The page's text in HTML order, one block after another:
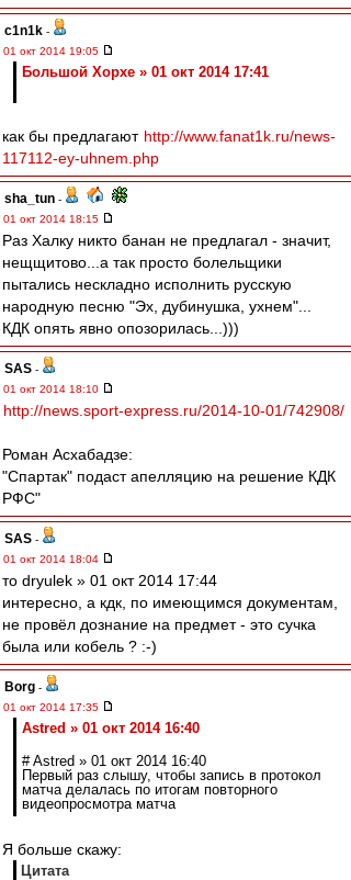
c1n1k -
01 окт 2014 19:05
Большой Хорхе » 01 окт 2014 17:41
как бы предлагают http://www.fanat1k.ru/news-
117112-ey-uhnem.php
sha_tun -
01 окт 2014 18:15
Раз Халку никто банан не предлагал - значит,
нещщитово...а так просто болельщики
пытались нескладно исполнить русскую
народную песню "Эх, дубинушка, ухнем"...
КДК опять явно опозорилась...)))
SAS -
01 окт 2014 18:10
http://news.sport-express.ru/2014-10-01/742908/
Роман Асхабадзе:
"Спартак" подаст апелляцию на решение КДК
РФС"
SAS -
01 окт 2014 18:04
то dryulek » 01 окт 2014 17:44
интересно, а кдк, по имеющимся документам,
не провёл дознание на предмет - это сучка
была или кобель ? :-)
Borg -
01 окт 2014 17:35
Astred » 01 окт 2014 16:40
# Astred » 01 окт 2014 16:40
Первый раз слышу, чтобы запись в протокол
матча делалась по итогам повторного
видеопросмотра матча
Я больше скажу:
Цитата